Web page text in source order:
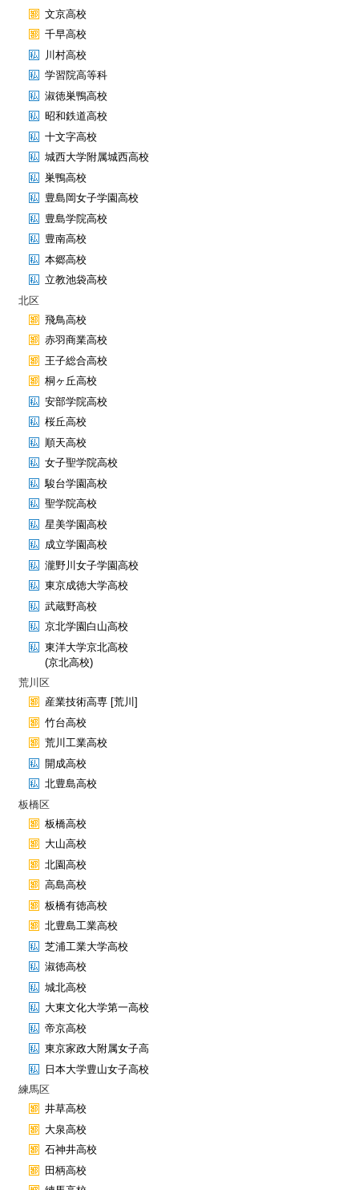
文京高校
千早高校
川村高校
学習院高等科
淑徳巣鴨高校
昭和鉄道高校
十文字高校
城西大学附属城西高校
巣鴨高校
豊島岡女子学園高校
豊島学院高校
豊南高校
本郷高校
立教池袋高校
北区
飛鳥高校
赤羽商業高校
王子総合高校
桐ヶ丘高校
安部学院高校
桜丘高校
順天高校
女子聖学院高校
駿台学園高校
聖学院高校
星美学園高校
成立学園高校
瀧野川女子学園高校
東京成徳大学高校
武蔵野高校
京北学園白山高校
東洋大学京北高校
(京北高校)
荒川区
産業技術高専 [荒川]
竹台高校
荒川工業高校
開成高校
北豊島高校
板橋区
板橋高校
大山高校
北園高校
高島高校
板橋有徳高校
北豊島工業高校
芝浦工業大学高校
淑徳高校
城北高校
大東文化大学第一高校
帝京高校
東京家政大附属女子高
日本大学豊山女子高校
練馬区
井草高校
大泉高校
石神井高校
田柄高校